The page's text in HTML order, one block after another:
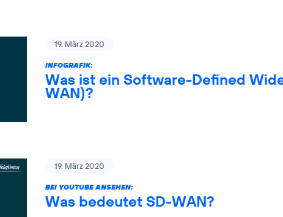
19. März 2020
INFOGRAFIK:
Was ist ein Software-Defined
WAN)?
19. März 2020
BEI YOUTUBE ANSEHEN:
Was bedeutet SD-WAN?